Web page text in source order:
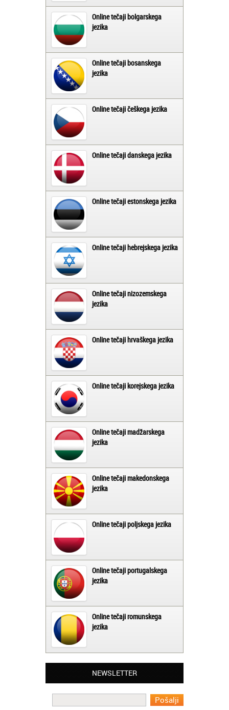
Online tečaji bolgarskega
jezika
Online tečaji bosanskega
jezika
Online tečaji češkega jezika
Online tečaji danskega jezika
Online tečaji estonskega jezika
Online tečaji hebrejskega jezika
Online tečaji nizozemskega
jezika
Online tečaji hrvaškega jezika
Online tečaji korejskega jezika
Online tečaji madžarskega
jezika
Online tečaji makedonskega
jezika
Online tečaji poljskega jezika
Online tečaji portugalskega
jezika
Online tečaji romunskega
jezika
NEWSLETTER
Lahko pohvalim vse zaposlene v Akademiji
prevajalske storitve opravljajo hitro in
učinkoviti.